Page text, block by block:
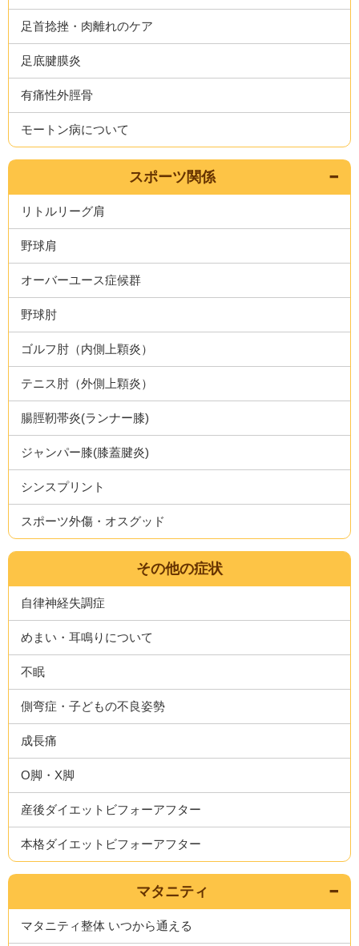
足首捻挫・肉離れのケア
足底腱膜炎
有痛性外脛骨
モートン病について
スポーツ関係
リトルリーグ肩
野球肩
オーバーユース症候群
野球肘
ゴルフ肘（内側上顆炎）
テニス肘（外側上顆炎）
腸脛靭帯炎(ランナー膝)
ジャンパー膝(膝蓋腱炎)
シンスプリント
スポーツ外傷・オスグッド
その他の症状
自律神経失調症
めまい・耳鳴りについて
不眠
側弯症・子どもの不良姿勢
成長痛
O脚・X脚
産後ダイエットビフォーアフター
本格ダイエットビフォーアフター
マタニティ
マタニティ整体 いつから通える